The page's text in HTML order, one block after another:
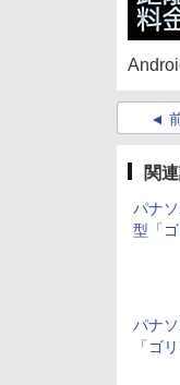
関
パナ
型「
パナ
「ゴ